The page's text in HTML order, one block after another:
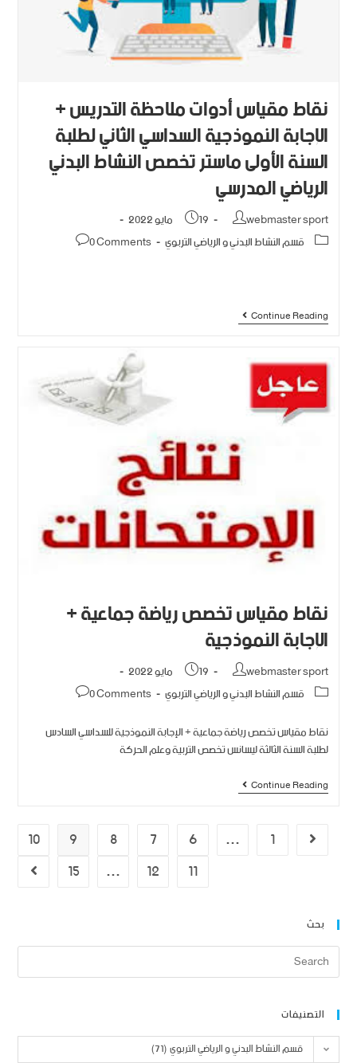
نقاط مقياس أدوات ملاحظة التدريس +
الإجابة النموذجية السداسي الثاني لطلبة
السنة الأولى ماستر تخصص النشاط البدني
الرياضي المدرسي
webmaster sport
19 مايو 2022
قسم النشاط البدني و الرياضي التربوي 0 Comments
Continue Reading
نقاط مقياس تخصص رياضة جماعية +
الإجابة النموذجية
webmaster sport
19 مايو 2022
قسم النشاط البدني و الرياضي التربوي 0 Comments
نقاط مقياس تخصص رياضة جماعية + الإجابة النموذجية للسداسي السادس
لطلبة السنة الثالثة ليسانس تخصص التربية وعلم الحركة
Continue Reading
1
…
6
7
8
9
10
11
12
…
15
بحث
التصنيفات
قسم النشاط البدني و الرياضي التربوي (71)